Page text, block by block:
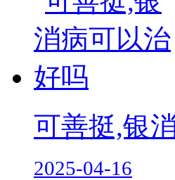
可善挺,银
2025-04-16